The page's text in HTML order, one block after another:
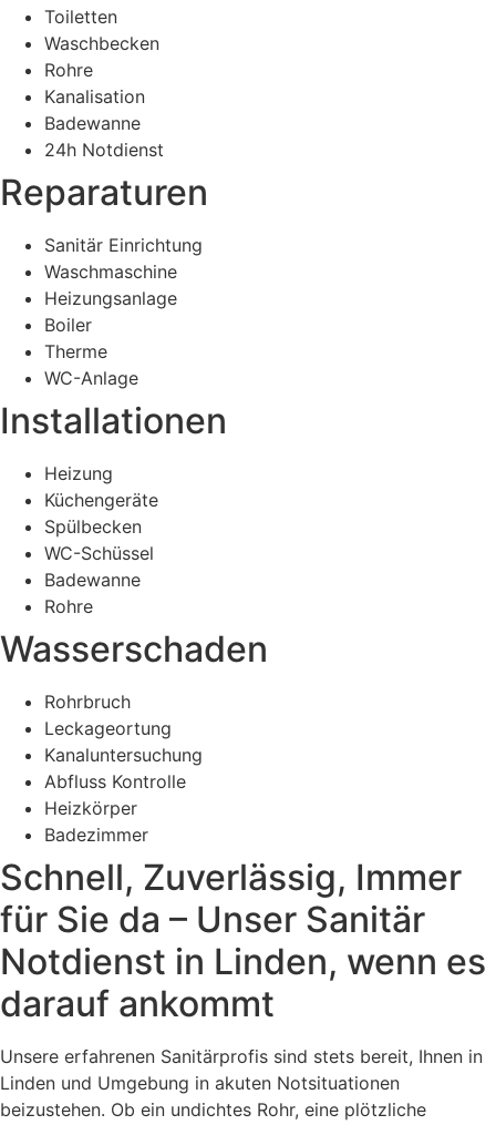
Toiletten
Waschbecken
Rohre
Kanalisation
Badewanne
24h Notdienst
Reparaturen
Sanitär Einrichtung
Waschmaschine
Heizungsanlage
Boiler
Therme
WC-Anlage
Installationen
Heizung
Küchengeräte
Spülbecken
WC-Schüssel
Badewanne
Rohre
Wasserschaden
Rohrbruch
Leckageortung
Kanaluntersuchung
Abfluss Kontrolle
Heizkörper
Badezimmer
Schnell, Zuverlässig, Immer
für Sie da – Unser Sanitär
Notdienst in Linden, wenn es
darauf ankommt
Unsere erfahrenen Sanitärprofis sind stets bereit, Ihnen in
Linden und Umgebung in akuten Notsituationen
beizustehen. Ob ein undichtes Rohr, eine plötzliche